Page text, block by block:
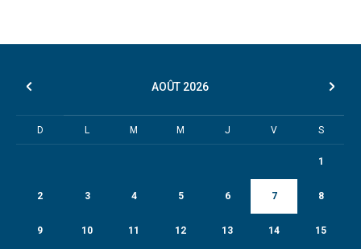
AOÛT 2026
D L M M J V S
1
2 3 4 5 6 7 8
9 10 11 12 13 14 15